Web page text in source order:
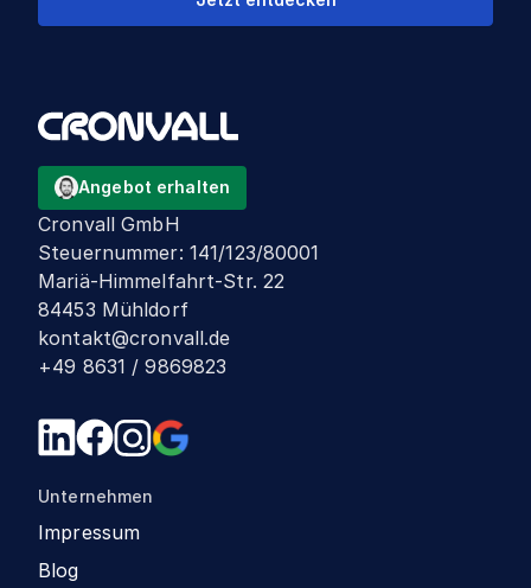
Angebot erhalten
Cronvall GmbH
Steuernummer: 141/123/80001
Mariä-Himmelfahrt-Str. 22
84453 Mühldorf
kontakt@cronvall.de
+49 8631 / 9869823
Unternehmen
Impressum
Blog